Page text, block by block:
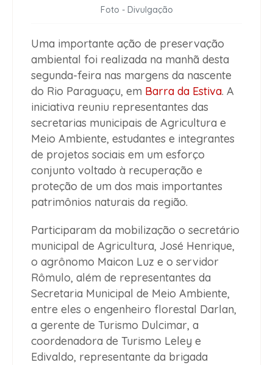
Foto - Divulgação
Uma importante ação de preservação
ambiental foi realizada na manhã desta
segunda-feira nas margens da nascente
do Rio Paraguaçu, em Barra da Estiva. A
iniciativa reuniu representantes das
secretarias municipais de Agricultura e
Meio Ambiente, estudantes e integrantes
de projetos sociais em um esforço
conjunto voltado à recuperação e
proteção de um dos mais importantes
patrimônios naturais da região.
Participaram da mobilização o secretário
municipal de Agricultura, José Henrique,
o agrônomo Maicon Luz e o servidor
Rômulo, além de representantes da
Secretaria Municipal de Meio Ambiente,
entre eles o engenheiro florestal Darlan,
a gerente de Turismo Dulcimar, a
coordenadora de Turismo Leley e
Edivaldo, representante da brigada